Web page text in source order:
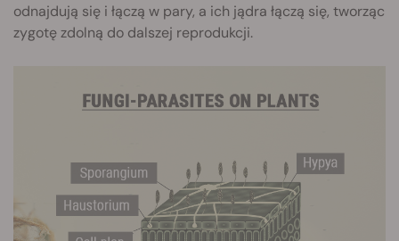
odnajdują się i łączą w pary, a ich jądra łączą się, tworząc
zygotę zdolną do dalszej reprodukcji.